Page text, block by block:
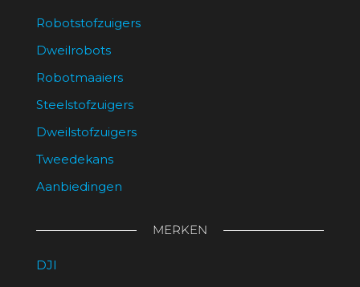
Robotstofzuigers
Dweilrobots
Robotmaaiers
Steelstofzuigers
Dweilstofzuigers
Tweedekans
Aanbiedingen
MERKEN
DJI